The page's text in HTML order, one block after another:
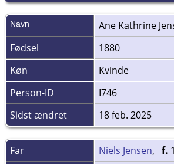
Navn Ane Kathrine
Fødsel
1880
Køn
Kvinde
Person-ID
I746
Sidst ændret
18 feb. 2025
Far Niels Jensen, f.